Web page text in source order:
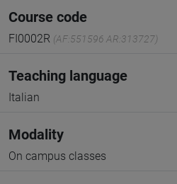
Course code
FI0002R (AF:551596 AR:313727)
Teaching language
Italian
Modality
On campus classes